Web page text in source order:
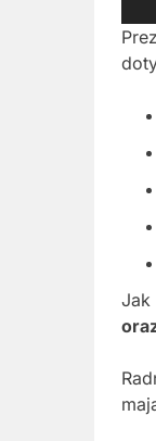
Jak